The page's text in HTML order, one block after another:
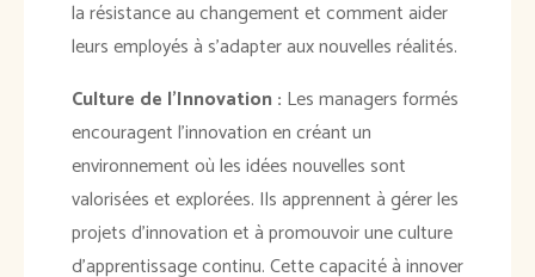
la résistance au changement et comment aider
leurs employés à s'adapter aux nouvelles réalités.
Culture de l'Innovation : Les managers formés
encouragent l'innovation en créant un
environnement où les idées nouvelles sont
valorisées et explorées. Ils apprennent à gérer les
projets d'innovation et à promouvoir une culture
d'apprentissage continu. Cette capacité à innover